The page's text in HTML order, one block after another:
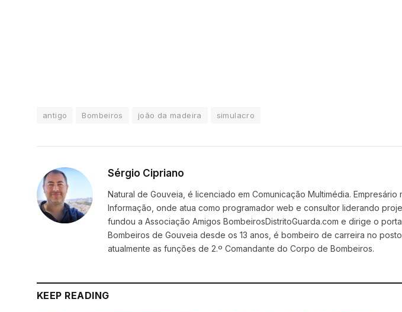
antigo Bombeiros joão da madeira simulacro
Sérgio Cipriano
Natural de Gouveia, é licenciado em Comunicação Multimédia.
Informação, onde atua como programador web e consultor liderando
fundou a Associação Amigos BombeirosDistritoGuarda.com e dirige o
Bombeiros de Gouveia desde os 13 anos, é bombeiro de carreira no
atualmente as funções de 2.º Comandante do Corpo de Bombeiros.
KEEP READING